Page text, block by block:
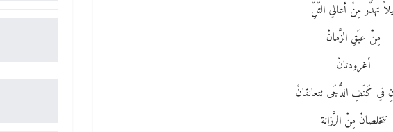
تهدَّر مِنْ أعالي التّلِّ
مِنْ عبَقِ الزَّمانْ
أغرودتانْ
في كَنَفِ الدُّجَى تتعانقانْ
تتخلصانْ مِنْ الرَّزانة